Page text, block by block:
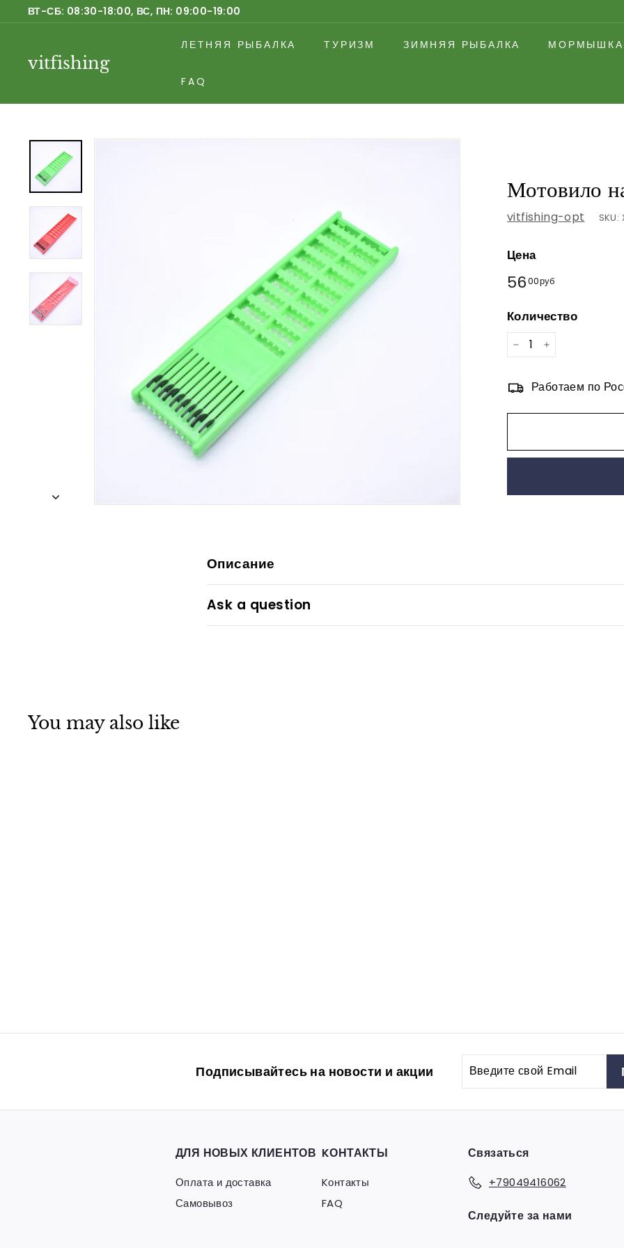
Перейти
к
шоу
ВТ-СБ: 08:30-18:00, ВС, ПН: 09:00-19:00
vitfishing
ЛЕТНЯЯ РЫБАЛКА ТУРИЗМ ЗИМНЯЯ РЫБАЛКА МОРМЫШКА
FAQ
Мотовило
vitfishing-opt SKU:
Цена
Обычная
5600руб
Количество
− +
Работаем по
Описание
Ask a question
You may also like
0
Подписывайтесь на новости и акции
Введите
свой
ДЛЯ НОВЫХ КЛИЕНТОВ
Оплата и доставка
Самовывоз
KОНТАКТЫ
Kонтакты
FAQ
Связаться
+79049416062
Следуйте за нами